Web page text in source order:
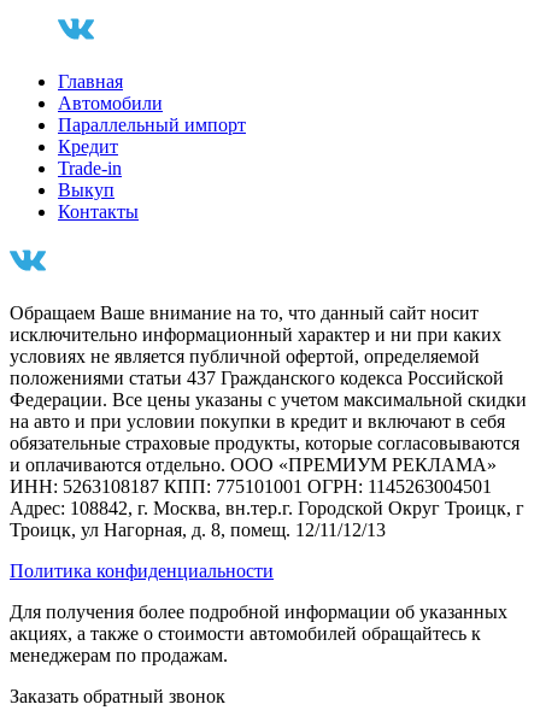
Главная
Автомобили
Параллельный импорт
Кредит
Trade-in
Выкуп
Контакты
Обращаем Ваше внимание на то, что данный сайт носит
исключительно информационный характер и ни при каких
условиях не является публичной офертой, определяемой
положениями статьи 437 Гражданского кодекса Российской
Федерации. Все цены указаны с учетом максимальной скидки
на авто и при условии покупки в кредит и включают в себя
обязательные страховые продукты, которые согласовываются
и оплачиваются отдельно. ООО «ПРЕМИУМ РЕКЛАМА»
ИНН: 5263108187 КПП: 775101001 ОГРН: 1145263004501
Адрес: 108842, г. Москва, вн.тер.г. Городской Округ Троицк, г
Троицк, ул Нагорная, д. 8, помещ. 12/11/12/13
Политика конфиденциальности
Для получения более подробной информации об указанных
акциях, а также о стоимости автомобилей обращайтесь к
менеджерам по продажам.
Заказать обратный звонок